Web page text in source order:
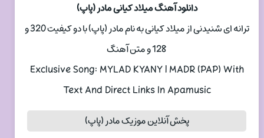
دانلود آهنگ میلاد کیانی مادر (پاپ)
ترانه ای شنیدنی از میلاد کیانی به نام مادر (پاپ) با دو کیفیت 320 و
128 و متن آهنگ
Exclusive Song: MYLAD KYANY | MADR (PAP) With
Text And Direct Links In Apamusic
پخش آنلاین موزیک مادر (پاپ)